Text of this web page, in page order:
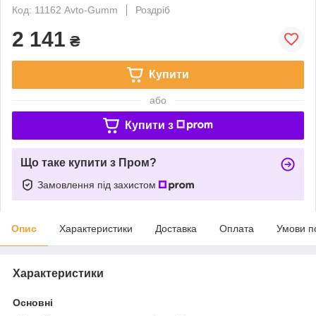
Код: 11162 Avto-Gumm
Роздріб
2 141 ₴
Купити
або
Купити з
Що таке купити з Пром?
Замовлення під захистом
Опис Характеристики Доставка Оплата Умови
Характеристики
Основні